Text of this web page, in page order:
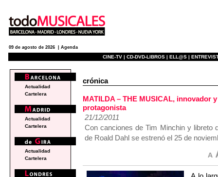
09 de agosto de 2026 | Agenda
CINE-TV | CD-DVD-LIBROS | ELL@S |
crónica
MATILDA – THE MUSICAL, innovador
protagonista
21/12/2011
Con canciones de Tim Minchin y libreto
de Roald Dahl se estrenó el 25 de
Actualidad
Cartelera
Actualidad
Cartelera
Actualidad
Cartelera